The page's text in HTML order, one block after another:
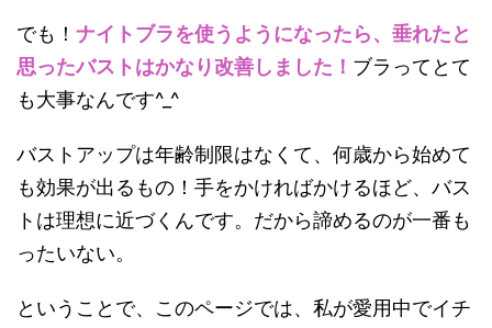
でも！ ナイトブラを使うようになったら、垂れたと
思ったバストはかなり改善しました！ ブラってとて
も大事なんです^_^
バストアップは年齢制限はなくて、何歳から始めて
も効果が出るもの！手をかければかけるほど、バス
トは理想に近づくんです。だから諦めるのが一番も
ったいない。
ということで、このページでは、私が愛用中でイチ